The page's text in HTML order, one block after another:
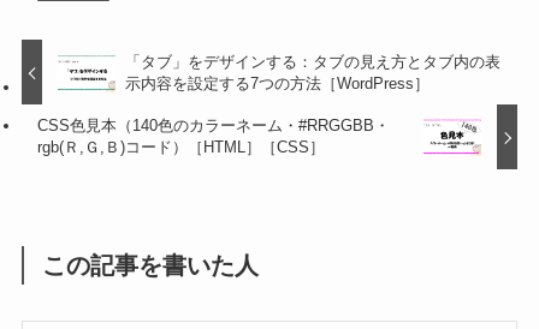
「タブ」をデザインする：タブの見え方とタブ内の表
示内容を設定する7つの方法［WordPress］
CSS色見本（140色のカラーネーム・#RRGGBB・
rgb(Ｒ,Ｇ,Ｂ)コード）［HTML］［CSS］
この記事を書いた人